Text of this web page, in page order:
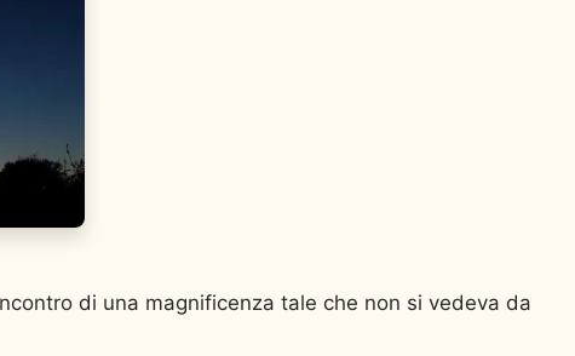
di una magnificenza tale che non si vedeva da